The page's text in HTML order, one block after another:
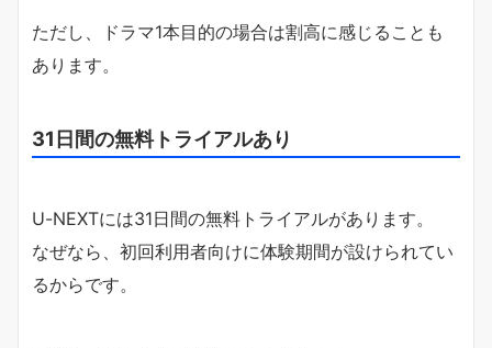
ただし、ドラマ1本目的の場合は割高に感じることも
あります。
31日間の無料トライアルあり
U-NEXTには31日間の無料トライアルがあります。
なぜなら、初回利用者向けに体験期間が設けられてい
るからです。